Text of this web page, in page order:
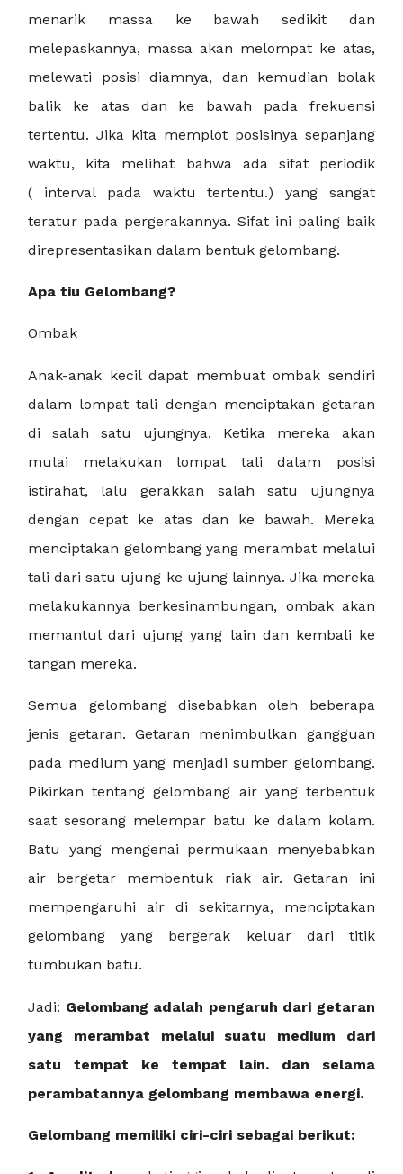
menarik massa ke bawah sedikit dan
melepaskannya, massa akan melompat ke atas,
melewati posisi diamnya, dan kemudian bolak
balik ke atas dan ke bawah pada frekuensi
tertentu. Jika kita memplot posisinya sepanjang
waktu, kita melihat bahwa ada sifat periodik
(
interval pada waktu tertentu.) yang sangat
teratur pada pergerakannya. Sifat ini paling baik
direpresentasikan dalam bentuk gelombang.
Apa tiu Gelombang?
Ombak
Anak-anak kecil dapat membuat ombak sendiri
dalam lompat tali dengan menciptakan getaran
di salah satu ujungnya. Ketika mereka akan
mulai melakukan lompat tali dalam posisi
istirahat, lalu gerakkan salah satu ujungnya
dengan cepat ke atas dan ke bawah. Mereka
menciptakan gelombang yang merambat melalui
tali dari satu ujung ke ujung lainnya. Jika mereka
melakukannya berkesinambungan, ombak akan
memantul dari ujung yang lain dan kembali ke
tangan mereka.
Semua gelombang disebabkan oleh beberapa
jenis getaran. Getaran menimbulkan gangguan
pada medium yang menjadi sumber gelombang.
Pikirkan tentang gelombang air yang terbentuk
saat sesorang melempar batu ke dalam kolam.
Batu yang mengenai permukaan menyebabkan
air bergetar membentuk riak air. Getaran ini
mempengaruhi air di sekitarnya, menciptakan
gelombang yang bergerak keluar dari titik
tumbukan batu.
Jadi: Gelombang adalah pengaruh dari getaran
yang merambat melalui suatu medium dari
satu tempat ke tempat lain. dan selama
perambatannya gelombang membawa energi.
Gelombang memiliki ciri-ciri sebagai berikut: